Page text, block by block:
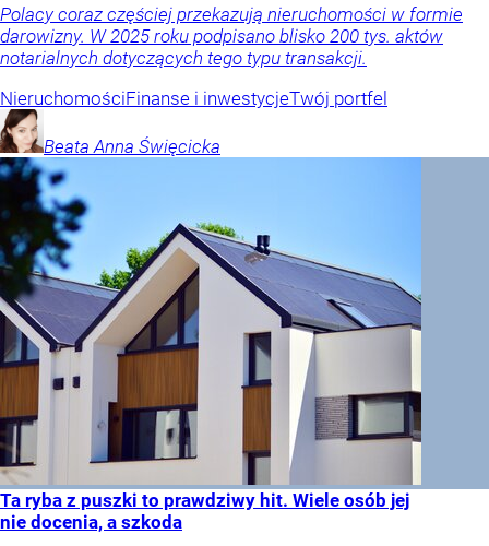
Polacy coraz częściej przekazują nieruchomości w formie
darowizny. W 2025 roku podpisano blisko 200 tys. aktów
notarialnych dotyczących tego typu transakcji.
NieruchomościFinanse i inwestycjeTwój portfel
Beata Anna Święcicka
Ta ryba z puszki to prawdziwy hit. Wiele osób jej
nie docenia, a szkoda